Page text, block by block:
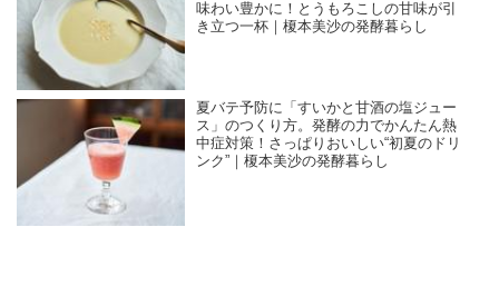
味わい豊かに！とうもろこしの甘味が引
き立つ一杯｜榎本美沙の発酵暮らし
夏バテ予防に「すいかと甘酒の塩ジュー
ス」のつくり方。発酵の力でかんたん熱
中症対策！さっぱりおいしい“初夏のドリ
ンク”｜榎本美沙の発酵暮らし